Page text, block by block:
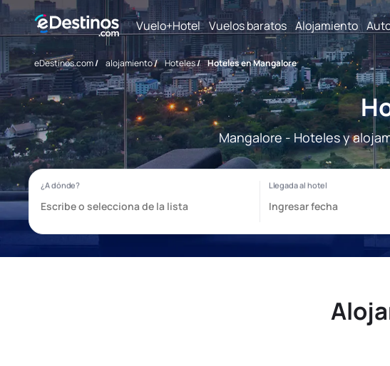
Vuelo+Hotel Vuelos baratos Alojamiento
eDestinos.com/ alojamiento/ Hoteles/ Hoteles en Mangalore
Mangalore - Hoteles y